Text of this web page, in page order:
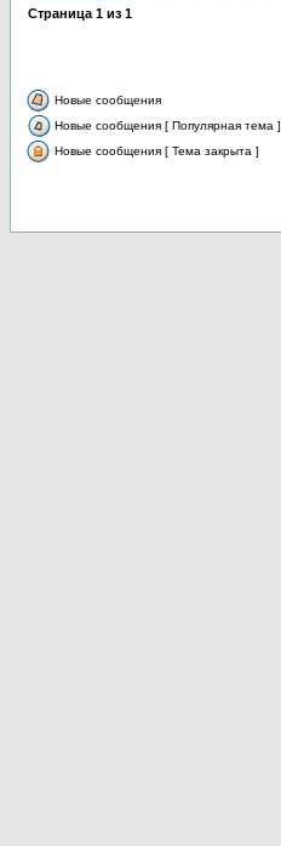
Страница 1 из 1
Новые сообщения
Новые сообщения [ Популярная тема ]
Новые сообщения [ Тема закрыта ]